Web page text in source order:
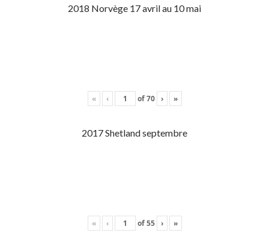
2018 Norvège 17 avril au 10 mai
« ‹ of70 › »
2017 Shetland septembre
« ‹ of55 › »